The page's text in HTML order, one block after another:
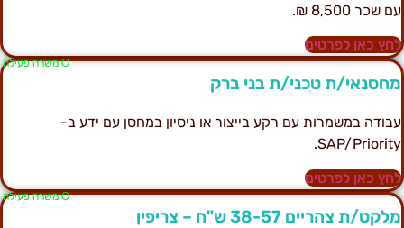
שכר 8,500 ₪.
כאן לפרטים
Ο משרה פעילה
ת טכני/ת בני ברק
במשמרות עם רקע בייצור או ניסיון במחסן עם ידע ב-
SAP/
כאן לפרטים
Ο משרה פעילה
ת צהריים 38-57 ש"ח – צריפין